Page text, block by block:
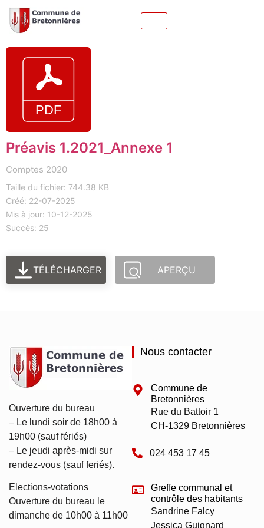
Préavis 1.2021_Annexe 1
Comptes 2020
Taille du fichier: 744.38 KB
Créé: 22-07-2025
Mis à jour: 10-12-2025
Succès: 25
TÉLÉCHARGER APERÇU
Ouverture du bureau
– Le lundi soir de 18h00 à
19h00 (sauf fériés)
– Le jeudi après-midi sur
rendez-vous (sauf feriés).
Elections-votations
Ouverture du bureau le
dimanche de 10h00 à 11h00
Nous contacter
Commune de
Bretonnières
Rue du Battoir 1
CH-1329 Bretonnières
024 453 17 45
Greffe communal et
contrôle des habitants
Sandrine Falcy
Jessica Guignard